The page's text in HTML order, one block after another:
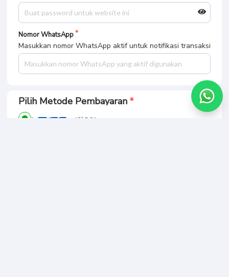
Nomor WhatsApp
Masukkan nomor WhatsApp aktif untuk notifikasi transaksi
Pilih Metode Pembayaran
KlikBCA